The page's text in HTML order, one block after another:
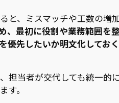
と、ミスマッチや工数の増
、最初に役割や業務範囲を
優先したいか明文化してお
担当者が交代しても統一的
す。